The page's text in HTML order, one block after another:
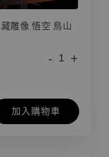
雕像 悟空 鳥山
- +
加入購物車